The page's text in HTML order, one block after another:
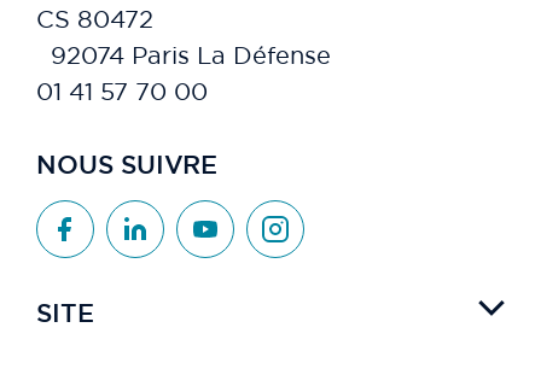
CS 80472
92074 Paris La Défense
01 41 57 70 00
NOUS SUIVRE
SITE